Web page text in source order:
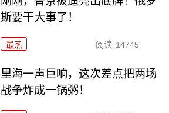
斯要干大事了！
最热 阅读 14745
里海一声巨响，这次差点把两场
战争炸成一锅粥！